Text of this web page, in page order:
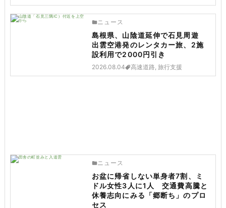
ニュース
島根県、山陰道延伸で石見周遊
出雲空港発のレンタカー旅、2施
設利用で2000円引き
2026.08.04 高速道路, 旅行支援
ニュース
お盆に帰省しない単身者7割、ミ
ドル女性3人に1人 交通費高騰と
休養志向にみる「郷断ち」のプロ
セス